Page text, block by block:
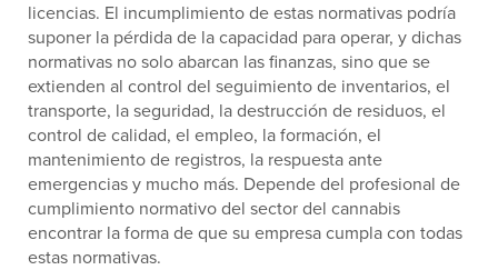
licencias. El incumplimiento de estas normativas podría
suponer la pérdida de la capacidad para operar, y dichas
normativas no solo abarcan las finanzas, sino que se
extienden al control del seguimiento de inventarios, el
transporte, la seguridad, la destrucción de residuos, el
control de calidad, el empleo, la formación, el
mantenimiento de registros, la respuesta ante
emergencias y mucho más. Depende del profesional de
cumplimiento normativo del sector del cannabis
encontrar la forma de que su empresa cumpla con todas
estas normativas.